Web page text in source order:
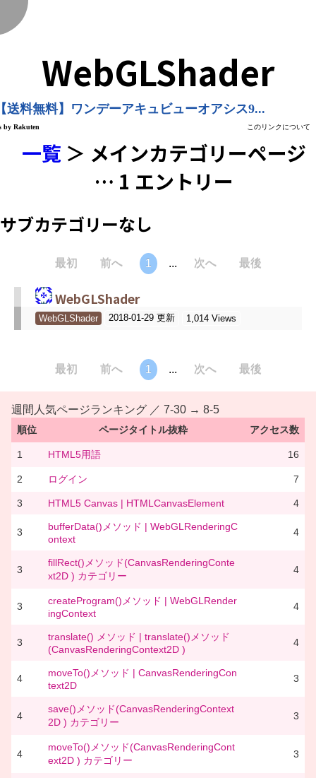
WebGLShader
一覧＞ メインカテゴリーページ
… 1 エントリー
サブカテゴリーなし
最初 前へ 1 ... 次へ 最後
WebGLShader
WebGLShader 2018-01-29 更新 1,014 Views
最初 前へ 1 ... 次へ 最後
週間人気ページランキング ／ 7-30 → 8-5
順位 ページタイトル抜粋 アクセス数
1 HTML5用語 16
2 ログイン 7
3 HTML5 Canvas | HTMLCanvasElement 4
3
bufferData()メソッド | WebGLRenderingC
ontext
4
3
fillRect()メソッド(CanvasRenderingConte
xt2D ) カテゴリー
4
3
createProgram()メソッド | WebGLRender
ingContext
4
3
translate() メソッド | translate()メソッド
(CanvasRenderingContext2D )
4
4
moveTo()メソッド | CanvasRenderingCon
text2D
3
4
save()メソッド(CanvasRenderingContext
2D ) カテゴリー
3
4
moveTo()メソッド(CanvasRenderingCont
ext2D ) カテゴリー
3